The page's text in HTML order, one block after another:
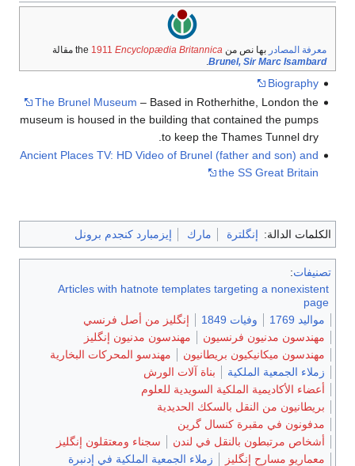
معرفة المصادر بها نص من the 1911 Encyclopædia Britannica
مقالة
Brunel, Sir Marc Isambard
.
Biography
The Brunel Museum – Based in Rotherhithe, London the
museum is housed in the building that contained the pumps
to keep the Thames Tunnel dry.
Ancient Places TV: HD Video of Brunel (father and son) and
the SS Great Britain
الكلمات الدالة: إنگلترة مارك إيزمبارد كنجدم برونل
تصنيفات:
Articles with hatnote templates targeting a nonexistent
page
مواليد 1769
وفيات 1849
إنگليز من أصل فرنسي
مهندسون مدنيون فرنسيون
مهندسون مدنيون إنگليز
مهندسون ميكانيكيون بريطانيون
مهندسو المحركات البخارية
زملاء الجمعية الملكية
بناة آلات الورش
أعضاء الأكاديمية الملكية السويدية للعلوم
بريطانيون من النقل بالسكك الحديدية
مدفونون في مقبرة كنسال گرين
أشخاص مرتبطون بالنقل في لندن
سجناء ومعتقلون إنگليز
معماريو مسارح إنگليز
زملاء الجمعية الملكية في إدنبرة